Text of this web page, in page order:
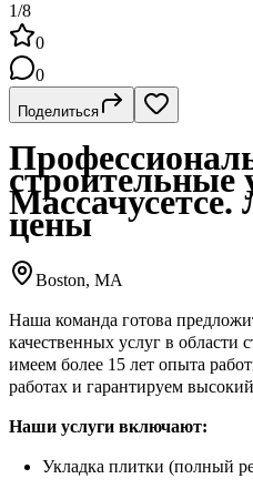
1/8
0
0
Поделиться
строительные
цены
Boston, MA
Наша команда готова
качественных услуг в области
имеем более 15 лет опыта
работах и гарантируем
Наши услуги включают:
Укладка плитки (полный